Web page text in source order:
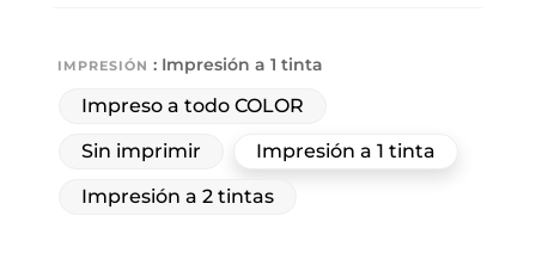
IMPRESIÓN : Impresión a 1 tinta
Impreso a todo COLOR
Sin imprimir
Impresión a 1 tinta
Impresión a 2 tintas